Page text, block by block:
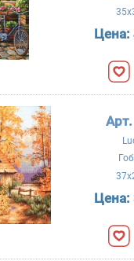
Цена:
Цена: